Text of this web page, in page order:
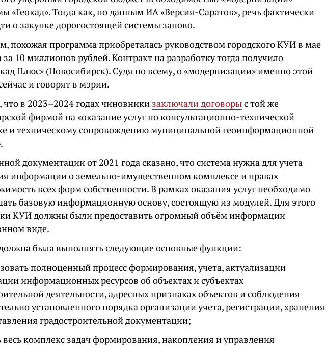
«Геокад». Тогда как, по данным ИА «Версия-Саратов», речь фактически
о закупке дорогостоящей системы заново.
похожая программа приобреталась руководством городского КУИ в мае
за 10 миллионов рублей. Контракт на разработку тогда получило
Плюс» (Новосибирск). Судя по всему, о «модернизации» именно этой
и говорят в мэрии.
в 2023–2024 годах чиновники заключали договорыс той же
фирмой на «оказание услуг по консультационно-технической
и техническому сопровождению муниципальной геоинформационной
документации от 2021 года сказано, что система нужна для учета
информации о земельно-имущественном комплексе и правах
всех форм собственности. В рамках оказания услуг необходимо
базовую информационную основу, состоящую из модулей. Для этого
КУИ должны были предоставить огромный объём информации
виде.
была выполнять следующие основные функции:
полноценный процесс формирования, учета, актуализации
информационных ресурсов об объектах и субъектах
деятельности, адресных признаках объектов и соблюдения
установленного порядка организации учета, регистрации, хранения
градостроительной документации;
комплекс задач формирования, накопления и управления